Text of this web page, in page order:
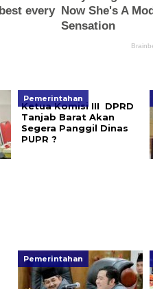
Pemerintahan
Ketua Komisi III DPRD
Tanjab Barat Akan
Segera Panggil Dinas
PUPR ?
Pemerintahan